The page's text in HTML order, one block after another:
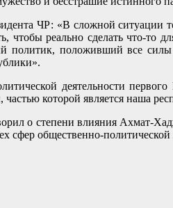
ЧР: «В сложной ситуации
реально сделать что-то
политик, положивший все
деятельности
которой является наша
о степени влияния Ахмат-
сфер общественно-